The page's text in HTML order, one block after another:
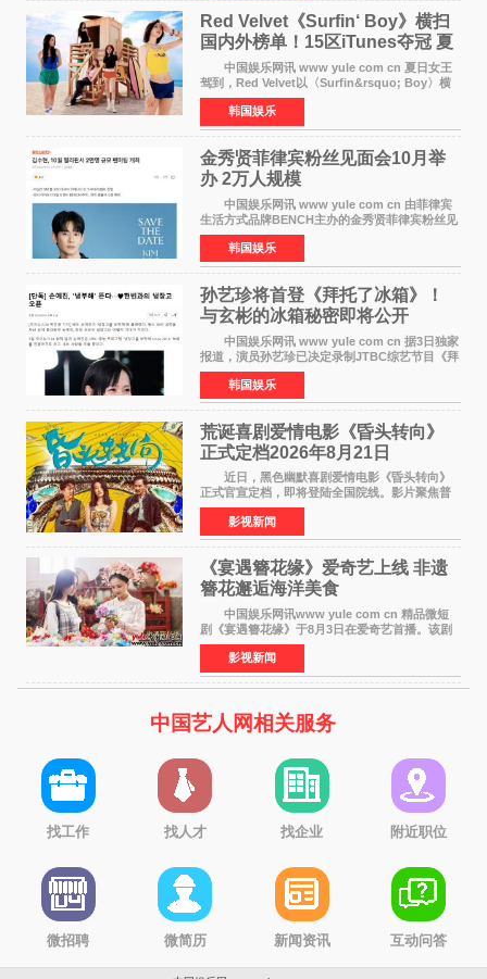
Red Velvet《Surfin‘ Boy》横扫
国内外榜单！15区iTunes夺冠 夏
日女王强势回归
中国娱乐网讯 www yule com cn 夏日女王
驾到，Red Velvet以〈Surfin&rsquo; Boy〉横
扫国内外榜单，获得音乐粉丝的热烈反响。
Red Velvet于3日发行了夏日迷你专辑《Velvet
Summer》，
韩国娱乐
金秀贤菲律宾粉丝见面会10月举
办 2万人规模
中国娱乐网讯 www yule com cn 由菲律宾
生活方式品牌BENCH主办的金秀贤菲律宾粉丝见
面会，将于10月2日在马尼拉SM Mall of
Asia（MOA）竞技场举行，预计规模达2万人。
这也是金秀贤自去年陷
韩国娱乐
孙艺珍将首登《拜托了冰箱》！
与玄彬的冰箱秘密即将公开
中国娱乐网讯 www yule com cn 据3日独家
报道，演员孙艺珍已决定录制JTBC综艺节目《拜
托了冰箱》，目前正在协调具体细节。这是孙艺
珍首次公开个人冰箱，也是她婚后首次以玄彬的
妻子身份参与
韩国娱乐
荒诞喜剧爱情电影《昏头转向》
正式定档2026年8月21日
近日，黑色幽默喜剧爱情电影《昏头转向》
正式官宣定档，即将登陆全国院线。影片聚焦普
通人的荒诞生活，以戏谑诙谐的镜头语言、反转
不断的剧情，融合爆笑喜剧与细腻爱情元素，打
造出一部接地气
影视新闻
《宴遇簪花缘》爱奇艺上线 非遗
簪花邂逅海洋美食
中国娱乐网讯www yule com cn 精品微短
剧《宴遇簪花缘》于8月3日在爱奇艺首播。该剧
是泉州荣膺世界美食之都后推出的首部美食主题
文旅微短剧，实力派演员孙茜特别出演簪花非遗
传承人，她曾参演
影视新闻
中国艺人网相关服务
找工作 找人才 找企业 附近职位
微招聘 微简历 新闻资讯 互动问答